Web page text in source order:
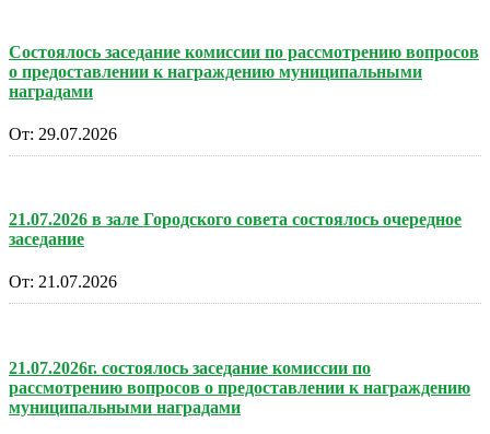
Состоялось заседание комиссии по рассмотрению вопросов
о предоставлении к награждению муниципальными
наградами
От: 29.07.2026
21.07.2026 в зале Городского совета состоялось очередное
заседание
От: 21.07.2026
21.07.2026г. состоялось заседание комиссии по
рассмотрению вопросов о предоставлении к награждению
муниципальными наградами